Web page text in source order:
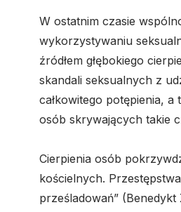
W ostatnim czasie
wykorzystywaniu
źródłem głębokiego
skandali seksualnych z
całkowitego potępienia,
osób skrywających takie
Cierpienia osób
kościelnych.
prześladowań”